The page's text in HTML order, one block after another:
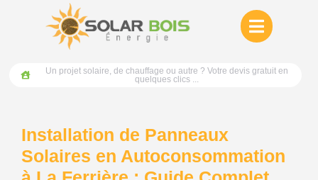
Un projet solaire, de chauffage ou autre ? Votre devis gratuit en
quelques clics ...
Installation de Panneaux
Solaires en Autoconsommation